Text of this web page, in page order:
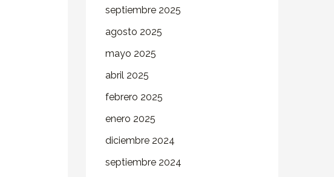
septiembre 2025
agosto 2025
mayo 2025
abril 2025
febrero 2025
enero 2025
diciembre 2024
septiembre 2024